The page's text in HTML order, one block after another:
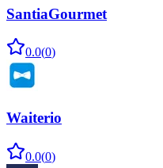
SantiaGourmet
0.0(0)
Waiterio
0.0(0)